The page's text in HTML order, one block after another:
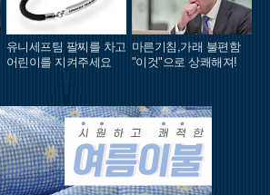
유니세프팀 팔찌를 차고
어린이를 지켜주세요
마른기침,가래 불편함
"이것"으로 상쾌해져!